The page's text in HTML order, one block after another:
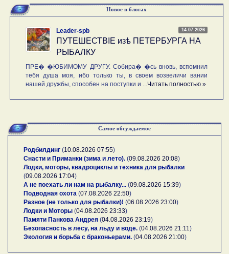
Новое в блогах
14.07.2026
Leader-spb
ПУТЕШЕСТВIE изѣ ПЕТЕРБУРГА НА
РЫБАЛКУ
ПРЕ� �ЮБИМОМУ ДРУГУ. Собира� �сь вновь, вспомнил
тебя душа моя, ибо только ты, в своем возвеличи вании
нашей дружбы, способен на поступки и ...Читать полностью »
Самое обсуждаемое
Родбилдинг (10.08.2026 07:55)
Снасти и Приманки (зима и лето). (09.08.2026 20:08)
Лодки, моторы, квадроциклы и техника для рыбалки
(09.08.2026 17:04)
А не поехать ли нам на рыбалку... (09.08.2026 15:39)
Подводная охота (07.08.2026 22:50)
Разное (не только для рыбалки)! (06.08.2026 23:00)
Лодки и Моторы (04.08.2026 23:33)
Памяти Панкова Андрея (04.08.2026 23:19)
Безопасность в лесу, на льду и воде. (04.08.2026 21:11)
Экология и борьба с браконьерами. (04.08.2026 21:00)